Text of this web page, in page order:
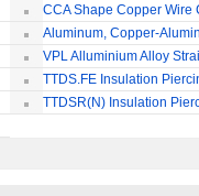
CCA Shape Copper Wire
Aluminum, Copper-
Jointing Clamp
VPL Alluminium Alloy
Insulating Cover
TTDS.FE Insulation
ConnectorTTDSR(N) Insulation